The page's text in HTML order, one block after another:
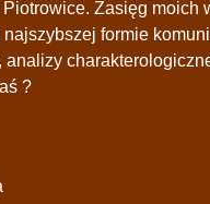
Zasięg moich
formie
analizy
?